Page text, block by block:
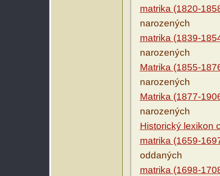
matrika (1820-
narozených
matrika (1839-
narozených
Matrika (1855-
narozených
Matrika (1877-
narozených
Historický lexikon
matrika (1659-
oddaných
matrika (1698-